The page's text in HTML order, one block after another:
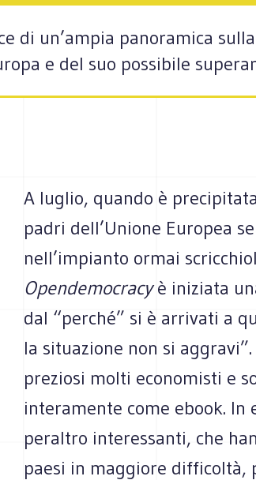
di un’ampia panoramica
e del suo possibile
A luglio, quando è
padri dell’Unione Europea
nell’impianto ormai
Opendemocracyè iniziata
dal “perché” si è arrivati a
la situazione non si
preziosi molti economisti e
interamente come ebook. In
peraltro interessanti, che
paesi in maggiore difficoltà,